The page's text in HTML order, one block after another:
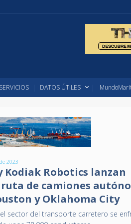
SERVICIOS DATOS ÚTILES
2023
Kodiak Robotics lanzan
de camiones
y Oklahoma City
sector del transporte carretero se